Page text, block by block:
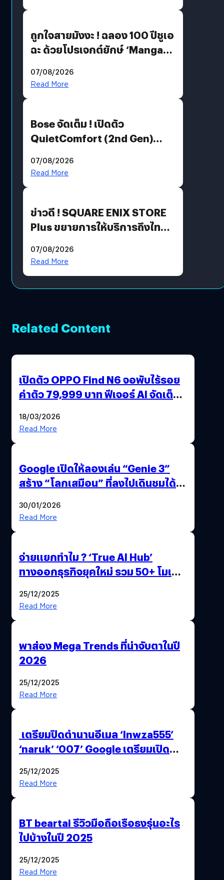
ถูกใจสายมังงะ ! ฉลอง 100 ปีชูเอ
ฉะ ด้วยโปรเจกต์ยักษ์ ‘Manga
มีภาษาไทยด้วย
07/08/2026
Read More
Bose จัดเต็ม ! เปิดตัว
QuietComfort (2nd Gen)
07/08/2026
Read More
ข่าวดี ! SQUARE ENIX STORE
Plus ขยายการให้บริการถึงไทย
โดยตรง
07/08/2026
Read More
Related Content
เปิดตัว OPPO Find N6 จอพับไร้รอย
ค่าตัว 79,999 บาท ฟีเจอร์ AI จัดเต็ม
18/03/2026
Read More
Google เปิดให้ลองเล่น “Genie 3”
สร้าง “โลกเสมือน” ที่ลงไปเดินชมได้
30/01/2026
Read More
จ่ายแยกทำไม ? ‘True AI Hub’
ทางออกธุรกิจยุคใหม่ รวม 50+ โมเดล
25/12/2025
Read More
พาส่อง Mega Trends ที่น่าจับตาในปี
2026
25/12/2025
Read More
เตรียมปิดตำนานอีเมล ‘lnwza555’
‘naruk’ ‘007’ Google เตรียมเปิด
25/12/2025
Read More
BT beartai รีวิวมือถือเรือธงรุ่นอะไร
ไปบ้างในปี 2025
25/12/2025
Read More